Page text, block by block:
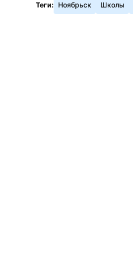
Теги: Ноябрьск Школы